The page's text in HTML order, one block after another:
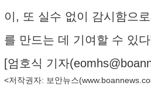
이, 또 실수 없이 감시함으
를 만드는 데 기여할 수 있
[엄호식 기자(
<저작권자: 보안뉴스(